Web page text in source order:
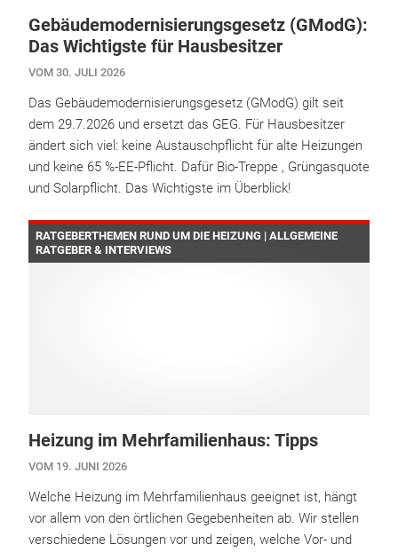
Gebäudemodernisierungsgesetz (GModG):
Das Wichtigste für Hausbesitzer
VOM 30. JULI 2026
Das Gebäudemodernisierungsgesetz (GModG) gilt seit
dem 29.7.2026 und ersetzt das GEG. Für Hausbesitzer
ändert sich viel: keine Austauschpflicht für alte Heizungen
und keine 65 %-EE-Pflicht. Dafür Bio-Treppe , Grüngasquote
und Solarpflicht. Das Wichtigste im Überblick!
RATGEBERTHEMEN RUND UM DIE HEIZUNG | ALLGEMEINE
RATGEBER & INTERVIEWS
Heizung im Mehrfamilienhaus: Tipps
VOM 19. JUNI 2026
Welche Heizung im Mehrfamilienhaus geeignet ist, hängt
vor allem von den örtlichen Gegebenheiten ab. Wir stellen
verschiedene Lösungen vor und zeigen, welche Vor- und